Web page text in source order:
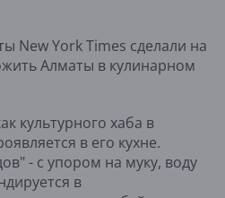
New York Times сделали на
Алматы в кулинарном
культурного хаба в
в его кухне.
- с упором на муку, воду
в